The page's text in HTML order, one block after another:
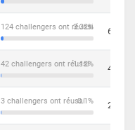
3.32%
124 challengers ont réussi 6
1.12%
42 challengers ont réussi 4
0.1%
3 challengers ont réussi 2